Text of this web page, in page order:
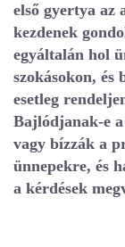
első gyertya az
kezdenek
egyáltalán hol
szokásokon, és
esetleg
Bajlódjanak-e a
vagy bízzák a
ünnepekre, és
a kérdések